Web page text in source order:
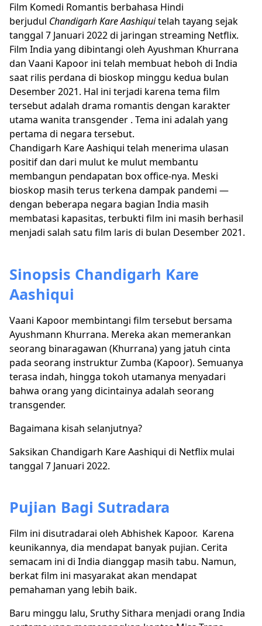
Film Komedi Romantis berbahasa Hindi
berjudul Chandigarh Kare Aashiquitelah tayang sejak
tanggal 7 Januari 2022 di jaringan streaming Netflix.
Film India yang dibintangi oleh Ayushman Khurrana
dan Vaani Kapoor ini telah membuat heboh di India
saat rilis perdana di bioskop minggu kedua bulan
Desember 2021. Hal ini terjadi karena tema film
tersebut adalah drama romantis dengan karakter
utama wanita transgender . Tema ini adalah yang
pertama di negara tersebut.
Chandigarh Kare Aashiqui telah menerima ulasan
positif dan dari mulut ke mulut membantu
membangun pendapatan box office-nya. Meski
bioskop masih terus terkena dampak pandemi —
dengan beberapa negara bagian India masih
membatasi kapasitas, terbukti film ini masih berhasil
menjadi salah satu film laris di bulan Desember 2021.
Sinopsis Chandigarh Kare
Aashiqui
Vaani Kapoor membintangi film tersebut bersama
Ayushmann Khurrana. Mereka akan memerankan
seorang binaragawan (Khurrana) yang jatuh cinta
pada seorang instruktur Zumba (Kapoor). Semuanya
terasa indah, hingga tokoh utamanya menyadari
bahwa orang yang dicintainya adalah seorang
transgender.
Bagaimana kisah selanjutnya?
Saksikan Chandigarh Kare Aashiqui di Netflix mulai
tanggal 7 Januari 2022.
Pujian Bagi Sutradara
Film ini disutradarai oleh Abhishek Kapoor. Karena
keunikannya, dia mendapat banyak pujian. Cerita
semacam ini di India dianggap masih tabu. Namun,
berkat film ini masyarakat akan mendapat
pemahaman yang lebih baik.
Baru minggu lalu, Sruthy Sithara menjadi orang India